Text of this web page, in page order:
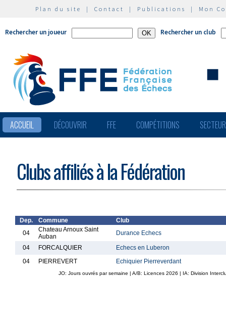
Plan du site | Contact | Publications | Mon
Rechercher un joueur Rechercher un club
ACCUEIL DÉCOUVRIR FFE COMPÉTITIONS
Clubs affiliés à la Fédération
Dep. Commune
Club
04
Chateau Arnoux Saint
Auban
Durance Echecs
04 FORCALQUIER
Echecs en Luberon
04
PIERREVERT Echiquier Pierreverdant
JO: Jours ouvrés par semaine | A/B: Licences 2026 | IA: Division